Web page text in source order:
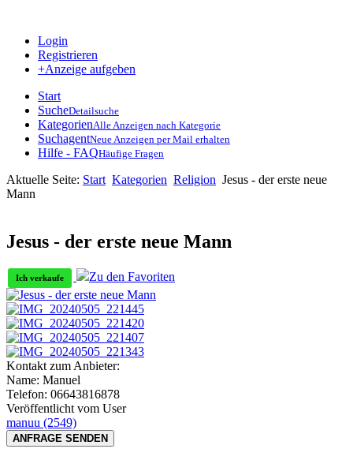
Login
Registrieren
+Anzeige aufgeben
Start
SucheDetailsuche
KategorienAlle Anzeigen nach Kategorie
SuchagentNeue Anzeigen per Mail erhalten
Hilfe - FAQHäufige Fragen
Aktuelle Seite: Start Kategorien Religion Jesus - der erste neue
Mann
Jesus - der erste neue Mann
Ich verkaufe Zu den Favoriten
Kontakt zum Anbieter:
Name: Manuel
Telefon: 06643816878
Veröffentlicht vom User
manuu (2549)
ANFRAGE SENDEN